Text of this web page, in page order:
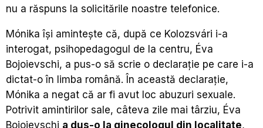
nu a răspuns la solicitările noastre telefonice.
Mónika își amintește că, după ce Kolozsvári i-a
interogat, psihopedagogul de la centru, Éva
Bojoievschi, a pus-o să scrie o declarație pe care i-a
dictat-o în limba română. În această declarație,
Mónika a negat că ar fi avut loc abuzuri sexuale.
Potrivit amintirilor sale, câteva zile mai târziu, Éva
Bojoievschi a dus-o la ginecologul din localitate,